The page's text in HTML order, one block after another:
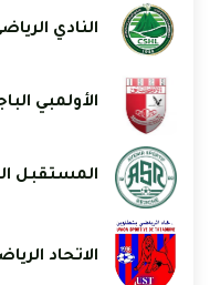
النادي
الأولمبي
المستقبل
الاتحاد